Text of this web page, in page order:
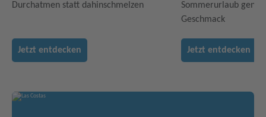
Durchatmen statt dahinschmelzen
Jetzt entdecken
Sommerurlaub
Geschmack
Jetzt entdecken